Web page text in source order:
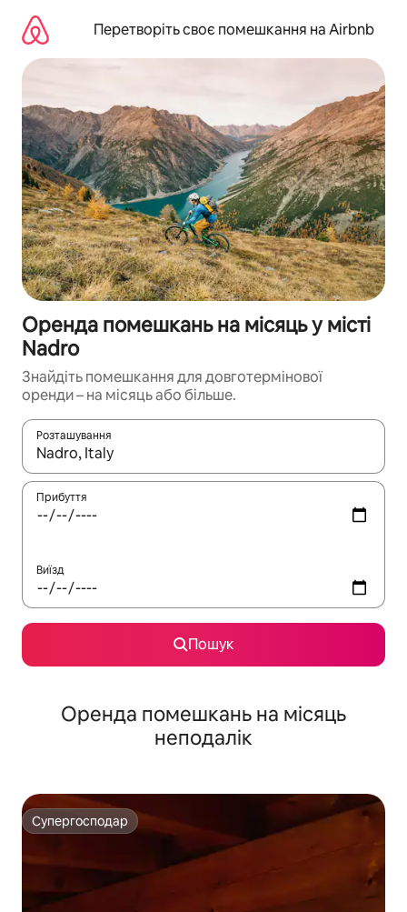
вмісту
Перетворіть своє помешкання на Airbnb
Оренда помешкань на місяць у місті
Nadro
Знайдіть помешкання для довготермінової
оренди – на місяць або більше.
Розташування
Отримавши результати пошуку, використовуйте для
Прибуття
Виїзд
Пошук
Оренда помешкань на місяць
неподалік
Супергосподар
Супергосподар